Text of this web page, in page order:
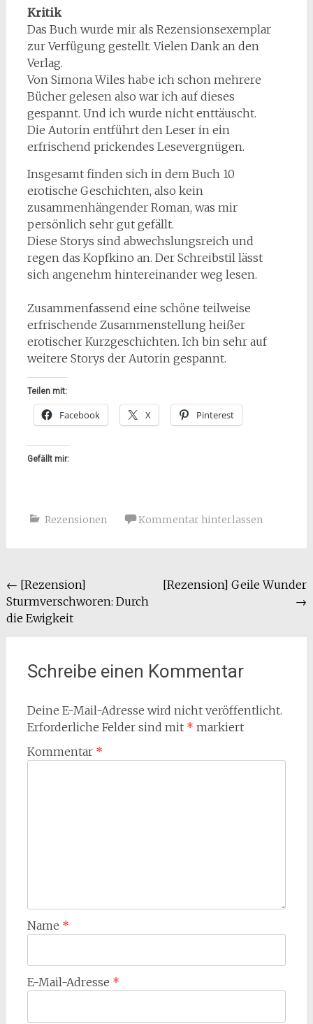
Kritik
Das Buch wurde mir als Rezensionsexemplar
zur Verfügung gestellt. Vielen Dank an den
Verlag.
Von Simona Wiles habe ich schon mehrere
Bücher gelesen also war ich auf dieses
gespannt. Und ich wurde nicht enttäuscht.
Die Autorin entführt den Leser in ein
erfrischend prickendes Lesevergnügen.
Insgesamt finden sich in dem Buch 10
erotische Geschichten, also kein
zusammenhängender Roman, was mir
persönlich sehr gut gefällt.
Diese Storys sind abwechslungsreich und
regen das Kopfkino an. Der Schreibstil lässt
sich angenehm hintereinander weg lesen.
Zusammenfassend eine schöne teilweise
erfrischende Zusammenstellung heißer
erotischer Kurzgeschichten. Ich bin sehr auf
weitere Storys der Autorin gespannt.
Teilen mit:
Facebook X Pinterest
Gefällt mir:
Rezensionen Kommentar hinterlassen
Beitragsnavigation
← [Rezension]
Sturmverschworen: Durch
die Ewigkeit
[Rezension] Geile Wunder
→
Schreibe einen Kommentar
Deine E-Mail-Adresse wird nicht veröffentlicht.
Erforderliche Felder sind mit * markiert
Kommentar *
Name *
E-Mail-Adresse *